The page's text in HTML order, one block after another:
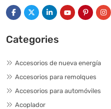
Categories
Accesorios de nueva energía
Accesorios para remolques
Accesorios para automóviles
Acoplador